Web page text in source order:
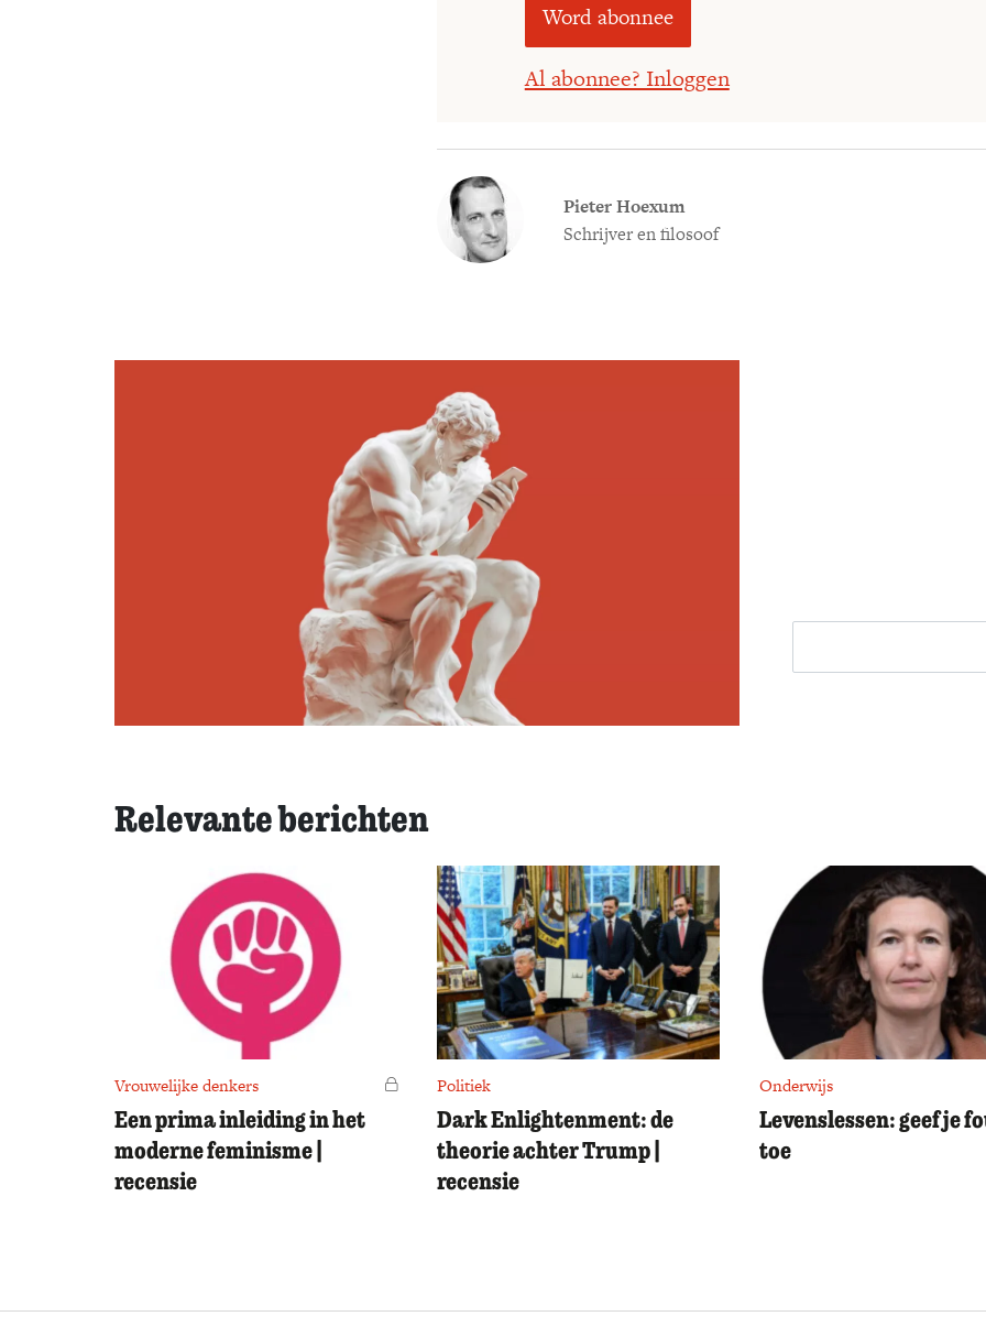
Word abonnee
Al abonnee? Inloggen
Pieter Hoexum
Schrijver en filosoof
Relevante berichten
Vrouwelijke denkers Voor leden
Een prima inleiding in het
moderne feminisme |
recensie
Politiek
Dark Enlightenment: de
theorie achter Trump |
recensie
Onderwijs
Levenslessen: geef je
toe